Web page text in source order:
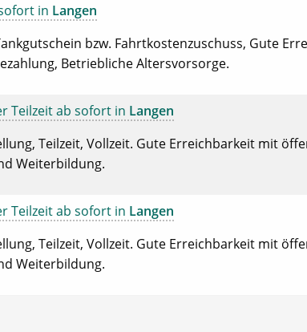
in Langen
bzw. Fahrtkostenzuschuss, Gute
Betriebliche Altersvorsorge.
Teilzeit ab sofort in Langen
Teilzeit, Vollzeit. Gute Erreichbarkeit mit
Weiterbildung.
Teilzeit ab sofort in Langen
Teilzeit, Vollzeit. Gute Erreichbarkeit mit
Weiterbildung.